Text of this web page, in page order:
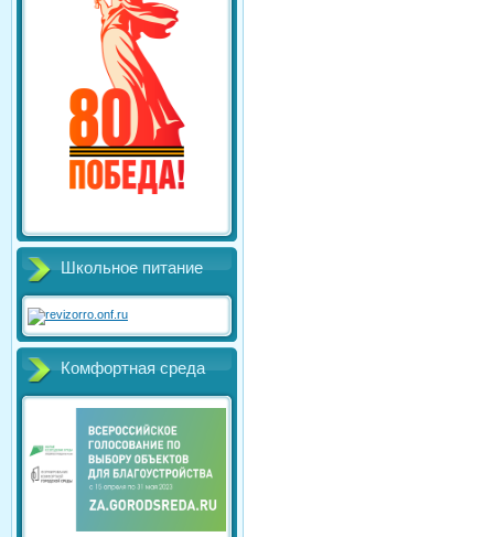
Школьное питание
Комфортная среда